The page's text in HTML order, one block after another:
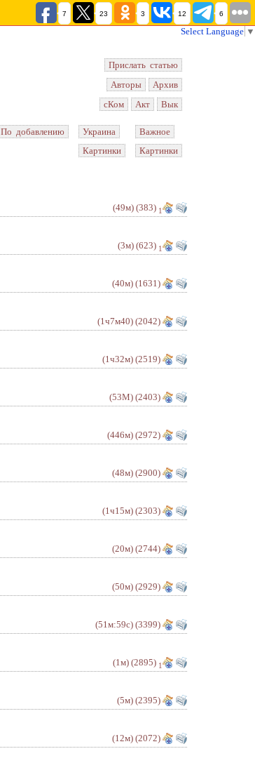
7 23 3 12 6
Select Language ▼
Прислать статью
Авторы
Архив
сКом
Акт Вык
По добавлению
Украина
Картинки
Важное
Картинки
(49м) (383) 1
(3м) (623) 1
(40м) (1631)
(1ч7м40) (2042)
(1ч32м) (2519)
(53М) (2403)
(446м) (2972)
(48м) (2900)
(1ч15м) (2303)
(20м) (2744)
(50м) (2929)
(51м:59с) (3399)
(1м) (2895) 1
(5м) (2395)
(12м) (2072)